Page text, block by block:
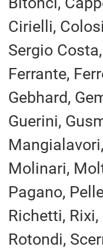
Cirielli,
Sergio
Ferrante,
Gebhard,
Guerini,
Molinari,
Pagano,
Richetti,
Rotondi,